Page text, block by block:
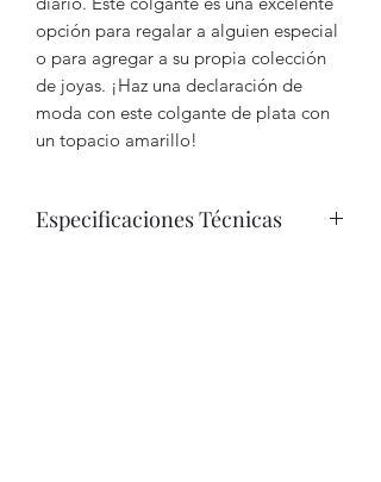
opción para regalar a alguien especial
o para agregar a su propia colección
de joyas. ¡Haz una declaración de
moda con este colgante de plata con
un topacio amarillo!
Especificaciones Técnicas